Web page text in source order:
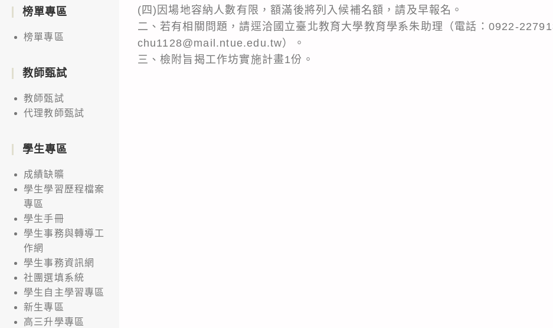
(四)因場地容納人數有限，額滿後將列入候補名額，請及早報名。
二、若有相關問題，請逕洽國立臺北教育大學教育學系朱助理（電話：0922-
chu1128@mail.ntue.edu.tw）。
三、檢附旨揭工作坊實施計畫1份。
榜單專區
榜單專區
教師甄試
教師甄試
代理教師甄試
學生專區
成績缺曠
學生學習歷程檔案
專區
學生手冊
學生事務與轉導工
作網
學生事務資訊網
社團選填系統
學生自主學習專區
新生專區
高三升學專區